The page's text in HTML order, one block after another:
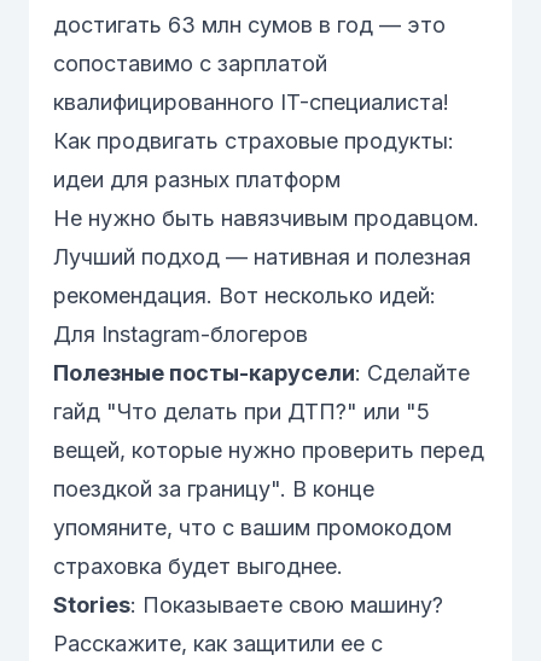
достигать 63 млн сумов в год — это
сопоставимо с зарплатой
квалифицированного IT-специалиста!
Как продвигать страховые продукты:
идеи для разных платформ
Не нужно быть навязчивым продавцом.
Лучший подход — нативная и полезная
рекомендация. Вот несколько идей:
Для Instagram-блогеров
Полезные посты-карусели: Сделайте
гайд "Что делать при ДТП?" или "5
вещей, которые нужно проверить перед
поездкой за границу". В конце
упомяните, что с вашим промокодом
страховка будет выгоднее.
Stories: Показываете свою машину?
Расскажите, как защитили ее с